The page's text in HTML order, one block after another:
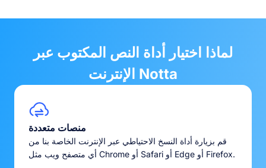
لماذا اختيار أداة النص المكتوب عبر
الإنترنت Notta
منصات متعددة
قم بزيارة أداة النسخ الاحتياطي عبر الإنترنت الخاصة بنا من
أي متصفح ويب مثل Chrome أو Safari أو Edge أو Firefox.